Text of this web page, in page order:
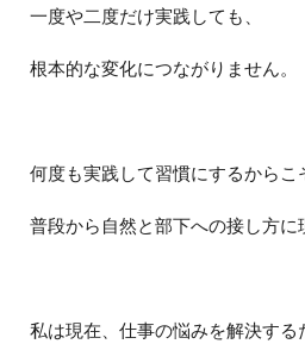
一度や二度だけ実践しても、
根本的な変化につながりません。
何度も実践して習慣にするからこ
普段から自然と部下への接し方に
私は現在、仕事の悩みを解決する